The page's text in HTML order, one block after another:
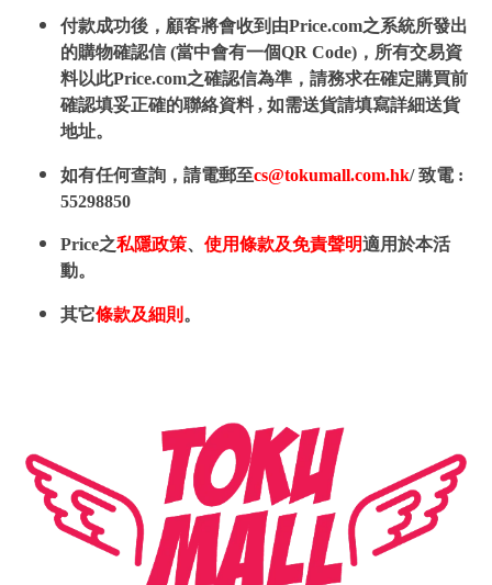
付款成功後，顧客將會收到由Price.com之系統所發出
的購物確認信 (當中會有一個QR Code)，所有交易資
料以此Price.com之確認信為準，請務求在確定購買前
確認填妥正確的聯絡資料 , 如需送貨請填寫詳細送貨
地址。
如有任何查詢，請電郵至cs@tokumall.com.hk/ 致電 :
55298850
Price之私隱政策、 使用條款及免責聲明適用於本活
動。
其它條款及細則 。